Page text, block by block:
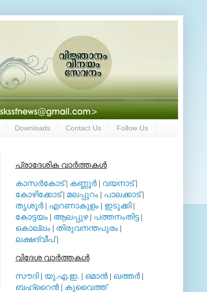
Downloads Contact Us Follow Us
പ്രാദേശിക വാര്‍ത്തകള്‍
കാസര്‍കോട്| കണ്ണൂര്‍| വയനാട്|
കോഴിക്കോട്| മലപ്പുറം | പാലക്കാട്|
തൃശൂര്‍| എറണാകുളം | ഇടുക്കി|
കോട്ടയം | ആലപ്പുഴ| പത്തനംതിട്ട|
കൊല്ലം | തിരുവനന്തപുരം |
ലക്ഷദ്വീപ്|
വിദേശ വാര്‍ത്തകള്‍
സൗദി| യു.എ.ഇ. | ഒമാന്‍ | ഖത്തര്‍|
ബഹ്റൈന്‍ | കുവൈത്ത്